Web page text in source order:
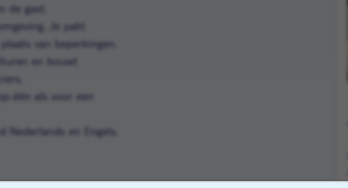
de gast.
Je pakt
van beperkingen.
en bouwt
één als voor een
en Engels.